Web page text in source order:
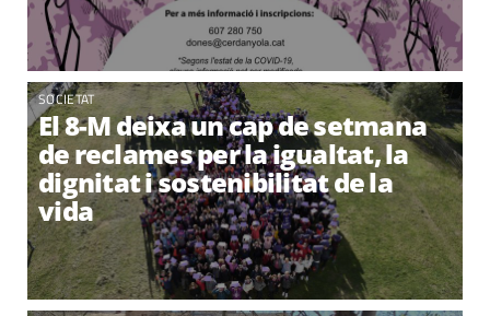
SOCIETAT
El 8-M deixa un cap de setmana
de reclames per la igualtat, la
dignitat i sostenibilitat de la
vida